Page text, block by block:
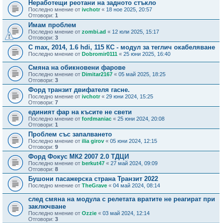
Неработещи реотани на задното стъкло
Последно мнение от ivchotr« 18 ное 2025, 20:57
Отговори: 1
Имам проблем
Последно мнение от zombi.ad « 12 юли 2025, 15:17
Отговори: 3
C max, 2014, 1.6 hdi, 115 КС - модул за теглич окабеляване
Последно мнение от Dobromir0111 « 25 юни 2025, 16:40
Смяна на обикновени фарове
Последно мнение от Dimitar2167 « 05 май 2025, 18:25
Отговори: 3
Форд транзит двифателя гасне.
Последно мнение от ivchotr« 29 юни 2024, 15:25
Отговори: 7
единият фар на късите не свети
Последно мнение от fordmaniac « 25 юни 2024, 20:08
Отговори: 1
Проблем със запалването
Последно мнение от ilia girov « 05 юни 2024, 12:15
Отговори: 9
Форд Фокус МК2 2007 2.0 ТДЦИ
Последно мнение от berkut47 « 27 май 2024, 09:09
Отговори: 8
Бушони пасажерска страна Транзит 2022
Последно мнение от TheGrave « 04 май 2024, 08:14
след смяна на модула с релетата вратите не реагират при
заключване
Последно мнение от Ozzie « 03 май 2024, 12:14
Отговори: 3